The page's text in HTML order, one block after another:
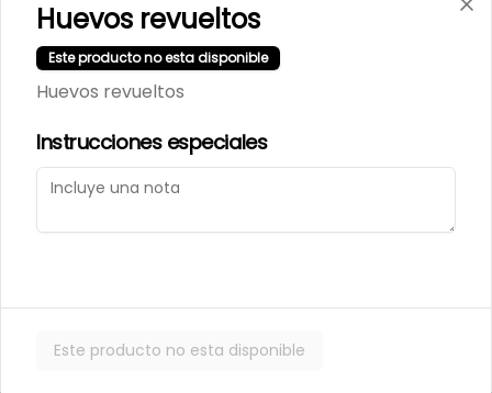
Términos y condiciones
Política de privacidad
Mi cuenta
Iniciar sesión
Huevos revueltos
Este producto no esta disponible
Huevos revueltos
Instrucciones especiales
Este producto no esta disponible